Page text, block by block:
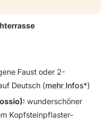
Faust oder 2-
Deutsch (mehr Infos )
wunderschöner
Kopfsteinpflaster-